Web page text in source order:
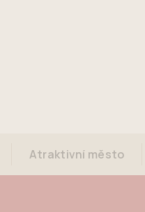
Atraktivní město